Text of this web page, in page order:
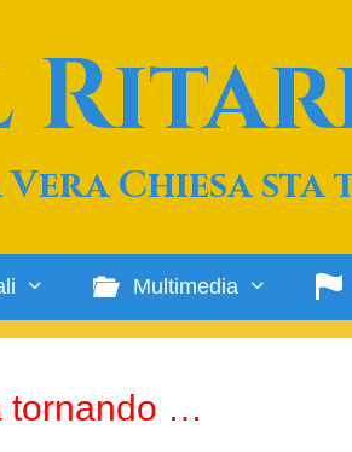
Chiesa
Multimedia
tornando …